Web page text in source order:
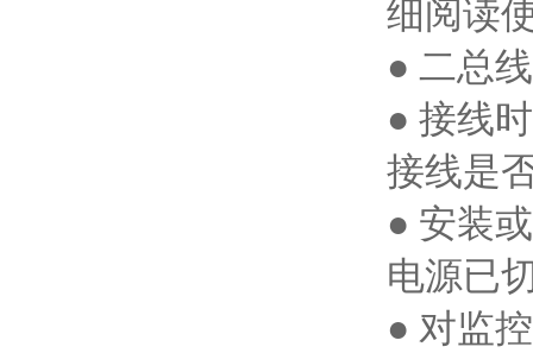
细阅读
● 二总
● 接线
接线是
● 安装
电源已
● 对监